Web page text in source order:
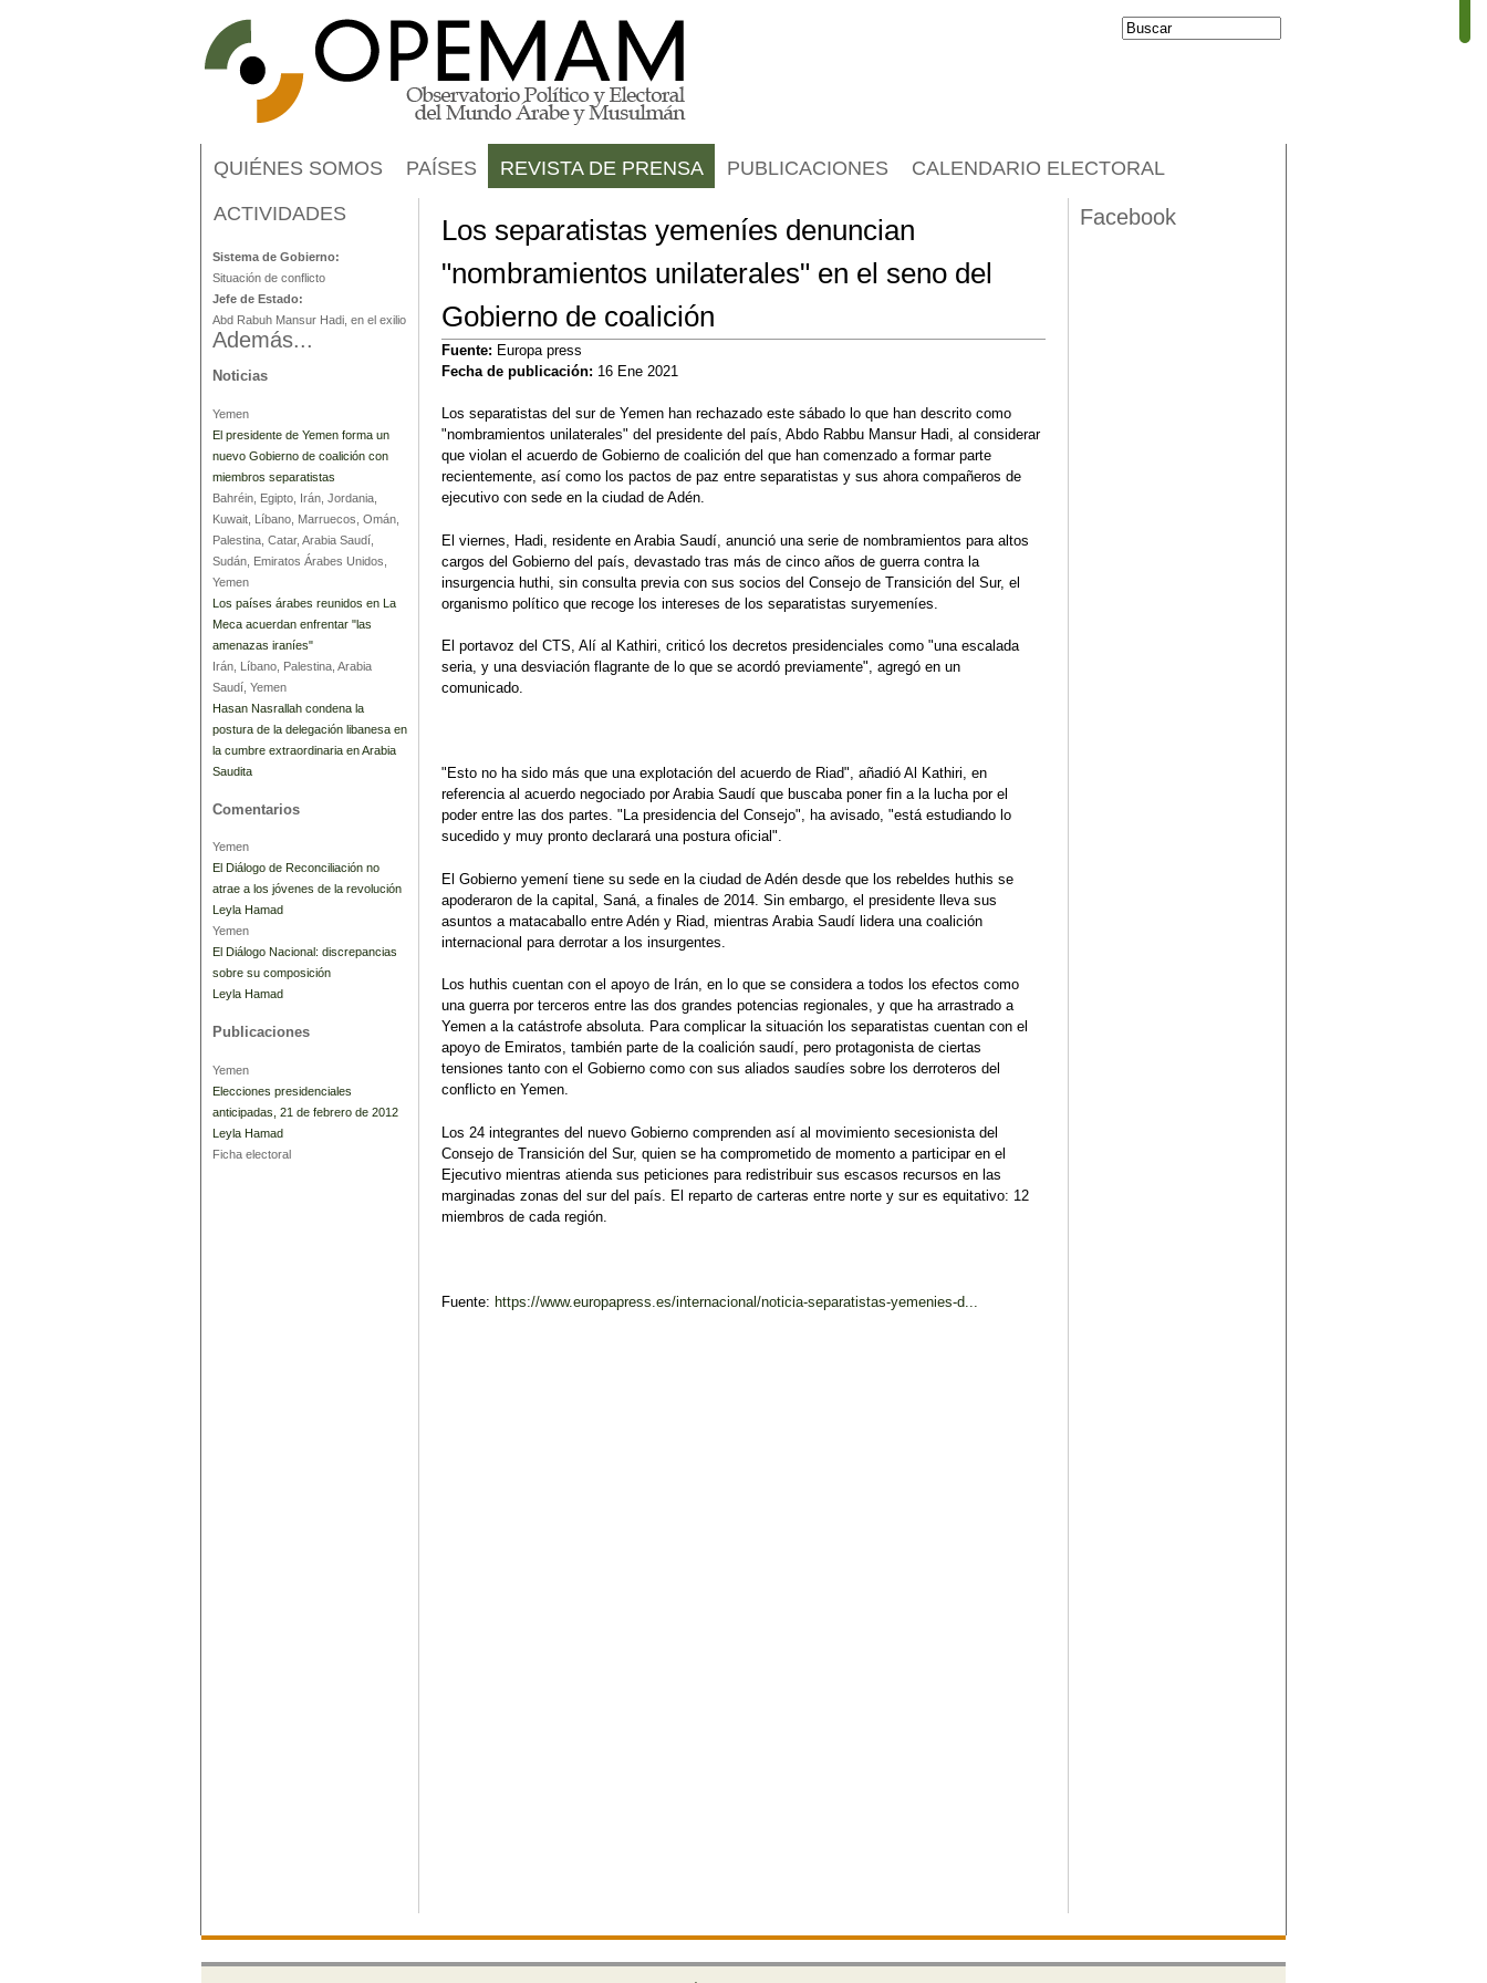
Formulario de
Buscar
Los separatistas yemeníes denuncian
"nombramientos unilaterales" en el seno del
Gobierno de coalición
Fuente: Europa press
Fecha de publicación: 16 Ene 2021
Los separatistas del sur de Yemen han rechazado este sábado lo que han descrito como
"nombramientos unilaterales" del presidente del país, Abdo Rabbu Mansur Hadi, al considerar
que violan el acuerdo de Gobierno de coalición del que han comenzado a formar parte
recientemente, así como los pactos de paz entre separatistas y sus ahora compañeros de
ejecutivo con sede en la ciudad de Adén.
El viernes, Hadi, residente en Arabia Saudí, anunció una serie de nombramientos para altos
cargos del Gobierno del país, devastado tras más de cinco años de guerra contra la
insurgencia huthi, sin consulta previa con sus socios del Consejo de Transición del Sur, el
organismo político que recoge los intereses de los separatistas suryemeníes.
El portavoz del CTS, Alí al Kathiri, criticó los decretos presidenciales como "una escalada
seria, y una desviación flagrante de lo que se acordó previamente", agregó en un
comunicado.
"Esto no ha sido más que una explotación del acuerdo de Riad", añadió Al Kathiri, en
referencia al acuerdo negociado por Arabia Saudí que buscaba poner fin a la lucha por el
poder entre las dos partes. "La presidencia del Consejo", ha avisado, "está estudiando lo
sucedido y muy pronto declarará una postura oficial".
El Gobierno yemení tiene su sede en la ciudad de Adén desde que los rebeldes huthis se
apoderaron de la capital, Saná, a finales de 2014. Sin embargo, el presidente lleva sus
asuntos a matacaballo entre Adén y Riad, mientras Arabia Saudí lidera una coalición
internacional para derrotar a los insurgentes.
Los huthis cuentan con el apoyo de Irán, en lo que se considera a todos los efectos como
una guerra por terceros entre las dos grandes potencias regionales, y que ha arrastrado a
Yemen a la catástrofe absoluta. Para complicar la situación los separatistas cuentan con el
apoyo de Emiratos, también parte de la coalición saudí, pero protagonista de ciertas
tensiones tanto con el Gobierno como con sus aliados saudíes sobre los derroteros del
conflicto en Yemen.
Los 24 integrantes del nuevo Gobierno comprenden así al movimiento secesionista del
Consejo de Transición del Sur, quien se ha comprometido de momento a participar en el
Ejecutivo mientras atienda sus peticiones para redistribuir sus escasos recursos en las
marginadas zonas del sur del país. El reparto de carteras entre norte y sur es equitativo: 12
miembros de cada región.
Fuente: https://www.europapress.es/internacional/noticia-separatistas-yemenies-d...
QUIÉNES SOMOS PAÍSES REVISTA DE PRENSA PUBLICACIONES CALENDARIO ELECTORAL
ACTIVIDADES
Yemen
Sistema de Gobierno:
Situación de conflicto
Jefe de Estado:
Abd Rabuh Mansur Hadi, en el exilio
Además...
Noticias
Yemen
El presidente de Yemen forma un
nuevo Gobierno de coalición con
miembros separatistas
Bahréin, Egipto, Irán, Jordania,
Kuwait, Líbano, Marruecos, Omán,
Palestina, Catar, Arabia Saudí,
Sudán, Emiratos Árabes Unidos,
Yemen
Los países árabes reunidos en La
Meca acuerdan enfrentar "las
amenazas iraníes"
Irán, Líbano, Palestina, Arabia
Saudí, Yemen
Hasan Nasrallah condena la
postura de la delegación libanesa en
la cumbre extraordinaria en Arabia
Saudita
Comentarios
Yemen
El Diálogo de Reconciliación no
atrae a los jóvenes de la revolución
Leyla Hamad
Yemen
El Diálogo Nacional: discrepancias
sobre su composición
Leyla Hamad
Publicaciones
Yemen
Elecciones presidenciales
anticipadas, 21 de febrero de 2012
Leyla Hamad
Ficha electoral
Facebook